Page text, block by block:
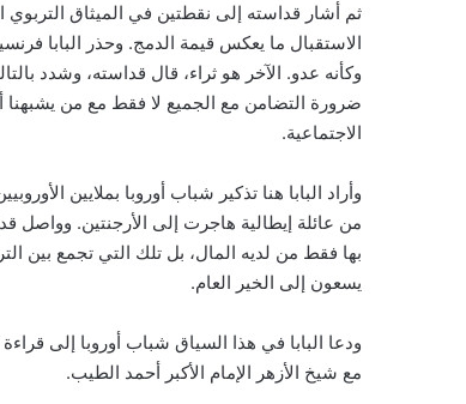
ثم أشار قداسته إلى نقطتين في الميثاق التربوي
الاستقبال ما يعكس قيمة الدمج. وحذر البابا
وكأنه عدو. الآخر هو ثراء، قال قداسته، وشدد
ضرورة التضامن مع الجميع لا فقط مع من يشبهنا
الاجتماعية.
وأراد البابا هنا تذكير شباب أوروبا بملايين
من عائلة إيطالية هاجرت إلى الأرجنتين. وواصل
بها فقط من لديه المال، بل تلك التي تجمع بين
يسعون إلى الخير العام.
مع شيخ الأزهر الإمام الأكبر أحمد الطيب.